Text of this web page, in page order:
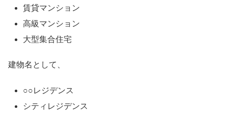
賃貸マンション
高級マンション
大型集合住宅
建物名として、
○○レジデンス
シティレジデンス